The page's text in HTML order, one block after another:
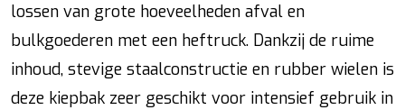
lossen van grote hoeveelheden afval en
bulkgoederen met een heftruck. Dankzij de ruime
inhoud, stevige staalconstructie en rubber wielen is
deze kiepbak zeer geschikt voor intensief gebruik in